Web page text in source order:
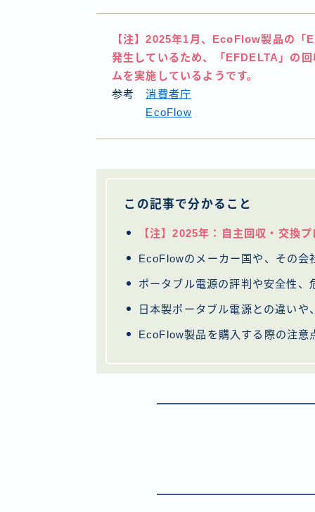
【注】2025年1月、EcoFlow製品の「
発生しているため、「EFDELTA」の
ムを実施しているようです。
参考消費者庁
EcoFlow
この記事で分かること
【注】2025年：自主回収・交換
EcoFlowのメーカー国や、その会
ポータブル電源の評判や安全性、
日本製ポータブル電源との違い
EcoFlow製品を購入する際の注意